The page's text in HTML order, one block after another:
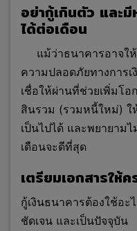
อย่ากู้เกินตัว และ
ได้ต่อเดือน
แม้ว่าธนาคารอาจใ
ความปลอดภัยทางการ
เชื่อให้ผ่านที่ช่วยเพิ่มโ
สินรวม (รวมหนี้ใหม่) ใ
เป็นไปได้ และพยายาม
เดือนจะดีที่สุด
เตรียมเอกสารให้
กู้เงินธนาคารต้องใช้อะ
ชัดเจน และเป็นปัจจุบัน